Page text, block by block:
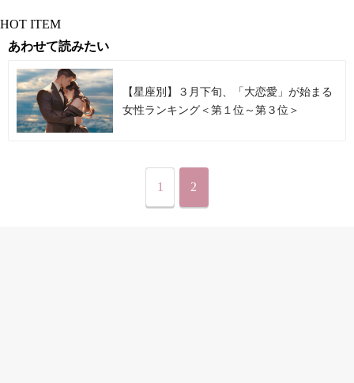
HOT ITEM
あわせて読みたい
【星座別】３月下旬、「大恋愛」が始まる
女性ランキング＜第１位～第３位＞
1 2